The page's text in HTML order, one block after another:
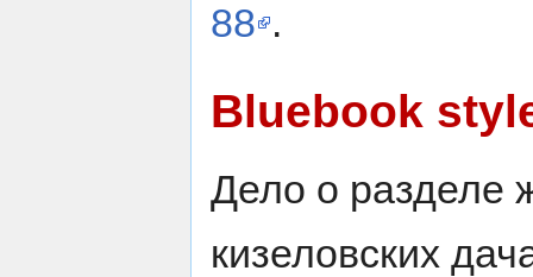
88 .
Bluebook
Дело о разделе
кизеловских